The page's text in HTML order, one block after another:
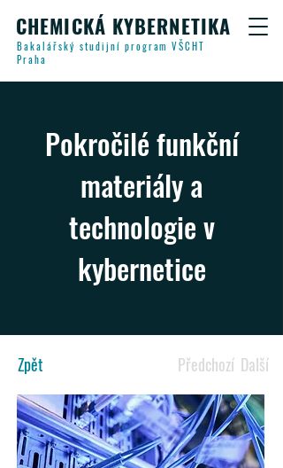
CHEMICKÁ KYBERNETIKA
Bakalářský studijní program VŠCHT
Praha
Pokročilé funkční
materiály a
technologie v
kybernetice
Zpět Předchozí Další